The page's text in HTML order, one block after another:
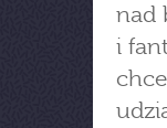
nad
i